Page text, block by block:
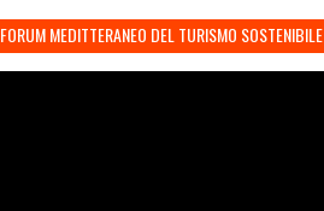
FORUM MEDITTERANEO DEL TURISMO SOSTENIBILE